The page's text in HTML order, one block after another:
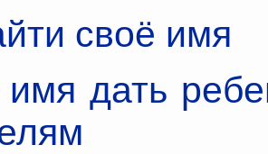
своё имя
имя дать